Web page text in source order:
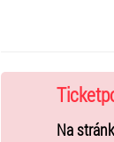
Na